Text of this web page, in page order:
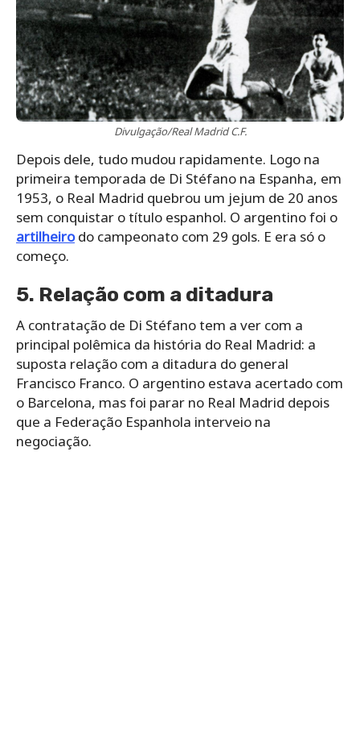
Divulgação/Real Madrid C.F.
Depois dele, tudo mudou rapidamente. Logo na
primeira temporada de Di Stéfano na Espanha, em
1953, o Real Madrid quebrou um jejum de 20 anos
sem conquistar o título espanhol. O argentino foi o
artilheirodo campeonato com 29 gols. E era só o
começo.
5. Relação com a ditadura
A contratação de Di Stéfano tem a ver com a
principal polêmica da história do Real Madrid: a
suposta relação com a ditadura do general
Francisco Franco. O argentino estava acertado com
o Barcelona, mas foi parar no Real Madrid depois
que a Federação Espanhola interveio na
negociação.